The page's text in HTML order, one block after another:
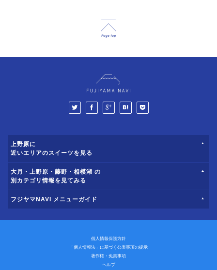
上野原に
近いエリアのスイーツを見る
大月・上野原・藤野・相模湖 の
別カテゴリ情報を見てみる
フジヤマNAVI メニューガイド
個人情報保護方針
「個人情報法」に基づく公表事項の提示
著作権・免責事項
ヘルプ